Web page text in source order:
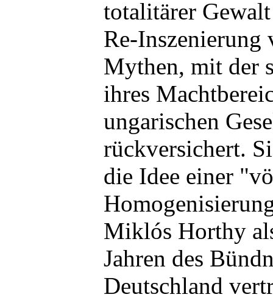
totalitärer
Re-
Mythen, mit der
ihres
ungarischen
rückversichert.
die Idee einer
Miklós Horthy
Jahren des
Deutschland